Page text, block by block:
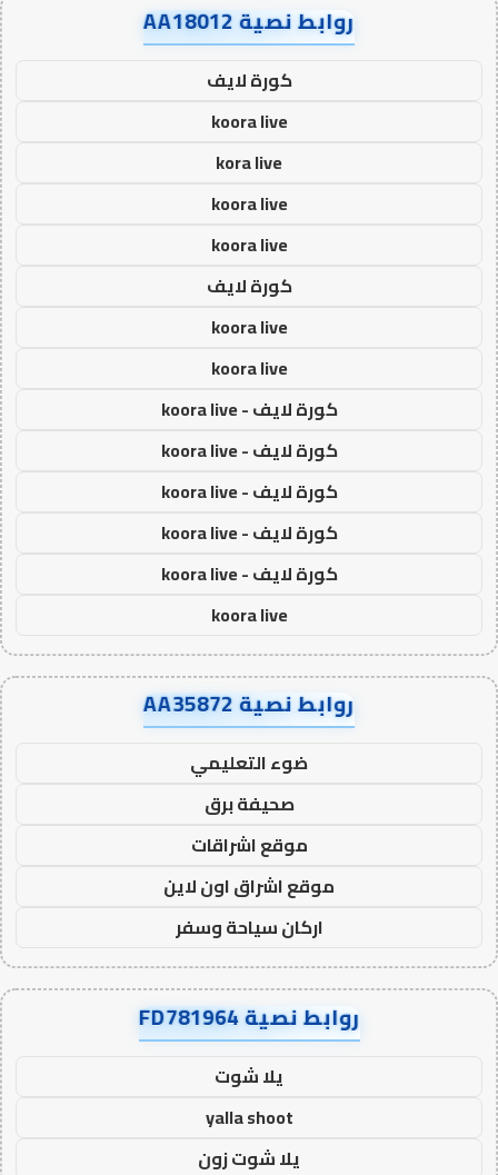
روابط نصية AA18012
كورة لايف
koora live
kora live
koora live
koora live
كورة لايف
koora live
koora live
كورة لايف - koora live
كورة لايف - koora live
كورة لايف - koora live
كورة لايف - koora live
كورة لايف - koora live
koora live
روابط نصية AA35872
ضوء التعليمي
صحيفة برق
موقع اشراقات
موقع اشراق اون لاين
اركان سياحة وسفر
روابط نصية FD781964
يلا شوت
yalla shoot
يلا شوت زون